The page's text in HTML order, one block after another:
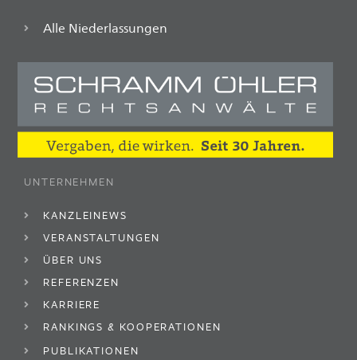
Alle Niederlassungen
UNTERNEHMEN
KANZLEINEWS
VERANSTALTUNGEN
ÜBER UNS
REFERENZEN
KARRIERE
RANKINGS & KOOPERATIONEN
PUBLIKATIONEN